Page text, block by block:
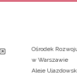
Ośrodek
w Warszawie
Aleje